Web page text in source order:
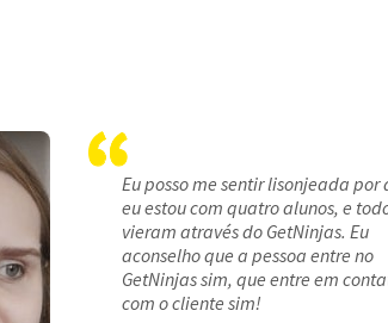
Eu posso me sentir lisonjeada por
eu estou com quatro alunos, e
vieram através do GetNinjas. Eu
aconselho que a pessoa entre no
GetNinjas sim, que entre em
com o cliente sim!